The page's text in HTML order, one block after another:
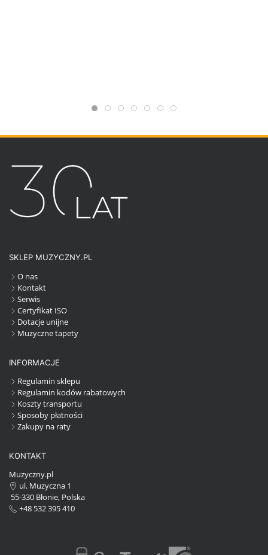
SKLEP MUZYCZNY.PL
O nas
Kontakt
Serwis
Certyfikat ISO
Dotacje unijne
Muzyczne tapety
INFORMACJE
Regulamin sklepu
Regulamin kodów rabatowych
Koszty transportu
Sposoby płatności
Zakupy na raty
KONTAKT
Muzyczny.pl
ul. Muzyczna 1
55-330 Błonie, Polska
+48 532 395 410